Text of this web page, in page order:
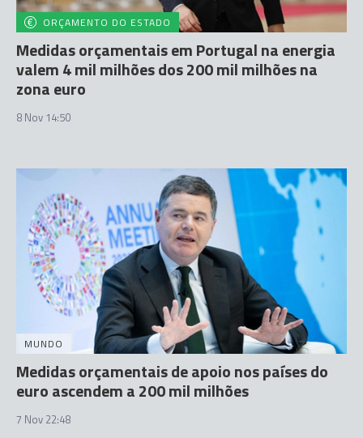
ORÇAMENTO DO ESTADO
Medidas orçamentais em Portugal na energia
valem 4 mil milhões dos 200 mil milhões na
zona euro
8 Nov 14:50
MUNDO
Medidas orçamentais de apoio nos países do
euro ascendem a 200 mil milhões
7 Nov 22:48